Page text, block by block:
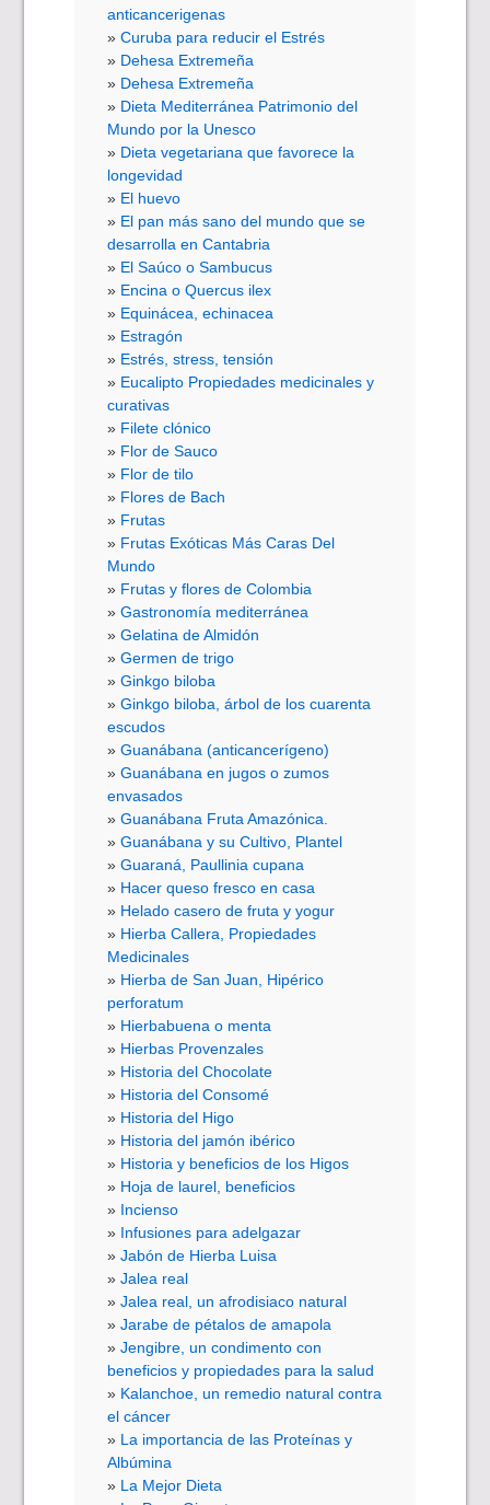
anticancerigenas
Curuba para reducir el Estrés
Dehesa Extremeña
Dehesa Extremeña
Dieta Mediterránea Patrimonio del
Mundo por la Unesco
Dieta vegetariana que favorece la
longevidad
El huevo
El pan más sano del mundo que se
desarrolla en Cantabria
El Saúco o Sambucus
Encina o Quercus ilex
Equinácea, echinacea
Estragón
Estrés, stress, tensión
Eucalipto Propiedades medicinales y
curativas
Filete clónico
Flor de Sauco
Flor de tilo
Flores de Bach
Frutas
Frutas Exóticas Más Caras Del
Mundo
Frutas y flores de Colombia
Gastronomía mediterránea
Gelatina de Almidón
Germen de trigo
Ginkgo biloba
Ginkgo biloba, árbol de los cuarenta
escudos
Guanábana (anticancerígeno)
Guanábana en jugos o zumos
envasados
Guanábana Fruta Amazónica.
Guanábana y su Cultivo, Plantel
Guaraná, Paullinia cupana
Hacer queso fresco en casa
Helado casero de fruta y yogur
Hierba Callera, Propiedades
Medicinales
Hierba de San Juan, Hipérico
perforatum
Hierbabuena o menta
Hierbas Provenzales
Historia del Chocolate
Historia del Consomé
Historia del Higo
Historia del jamón ibérico
Historia y beneficios de los Higos
Hoja de laurel, beneficios
Incienso
Infusiones para adelgazar
Jabón de Hierba Luisa
Jalea real
Jalea real, un afrodisiaco natural
Jarabe de pétalos de amapola
Jengibre, un condimento con
beneficios y propiedades para la salud
Kalanchoe, un remedio natural contra
el cáncer
La importancia de las Proteínas y
Albúmina
La Mejor Dieta